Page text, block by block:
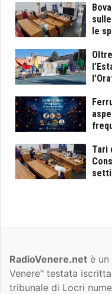
le
Tari
RadioVenere.net è
Venere" testata
tribunale di Locri